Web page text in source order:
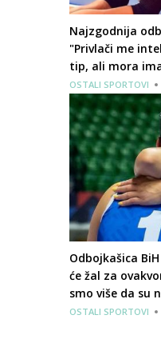
Najzgodnija
"Privlači me
tip, ali mora
OSTALI SPORTOVI
Odbojkašica
će žal za
smo više da su
OSTALI SPORTOVI